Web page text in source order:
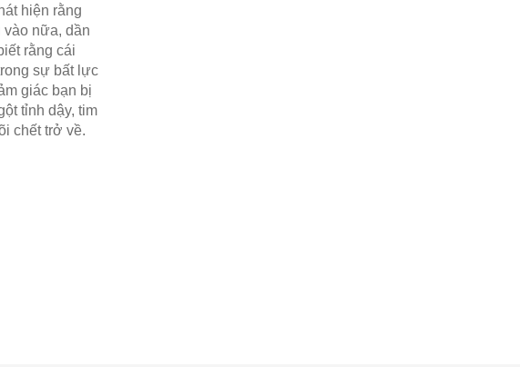
hiện rằng
vào nữa, dần
rằng cái
sự bất lực
giác bạn bị
tỉnh dậy, tim
chết trở về.